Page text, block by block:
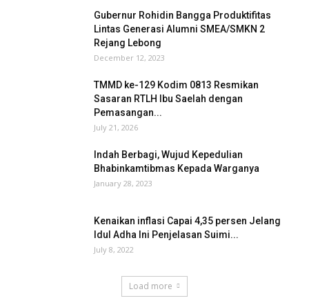
Gubernur Rohidin Bangga Produktifitas
Lintas Generasi Alumni SMEA/SMKN 2
Rejang Lebong
December 12, 2023
TMMD ke-129 Kodim 0813 Resmikan
Sasaran RTLH Ibu Saelah dengan
Pemasangan...
July 21, 2026
Indah Berbagi, Wujud Kepedulian
Bhabinkamtibmas Kepada Warganya
January 28, 2023
Kenaikan inflasi Capai 4,35 persen Jelang
Idul Adha Ini Penjelasan Suimi...
July 8, 2022
Load more